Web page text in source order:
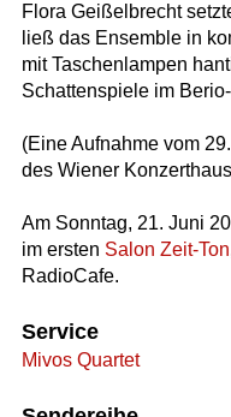
Flora Geißelbrecht
ließ das Ensemble in
mit Taschenlampen
Schattenspiele im
(Eine Aufnahme vom
des Wiener
Am Sonntag, 21. Juni
im ersten Salon Zeit-Ton
RadioCafe.
Service
Mivos Quartet